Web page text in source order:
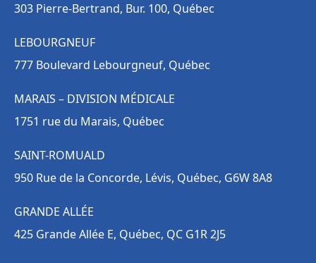
303 Pierre-Bertrand, Bur. 100, Québec
LEBOURGNEUF
777 Boulevard Lebourgneuf, Québec
MARAIS – DIVISION MÉDICALE
1751 rue du Marais, Québec
SAINT-ROMUALD
950 Rue de la Concorde, Lévis, Québec, G6W 8A8
GRANDE ALLÉE
425 Grande Allée E, Québec, QC G1R 2J5